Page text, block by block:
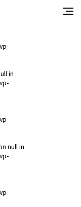
in
null in